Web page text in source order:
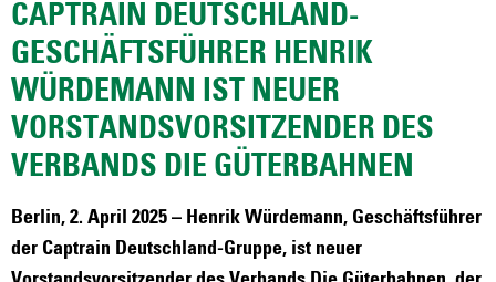
CAPTRAIN DEUTSCHLAND-
GESCHÄFTSFÜHRER HENRIK
WÜRDEMANN IST NEUER
VORSTANDSVORSITZENDER DES
VERBANDS DIE GÜTERBAHNEN
Berlin, 2. April 2025 – Henrik Würdemann, Geschäftsführer
der Captrain Deutschland-Gruppe, ist neuer